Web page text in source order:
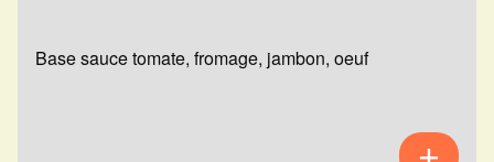
Base sauce tomate, fromage, jambon, oeuf